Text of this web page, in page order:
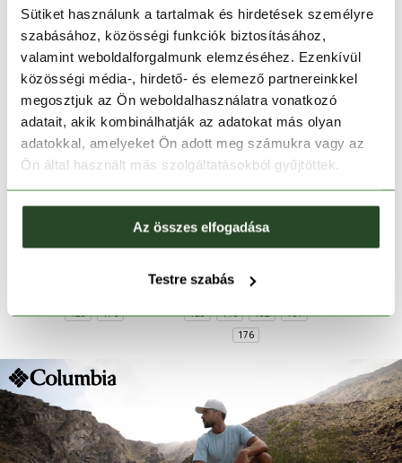
Sütiket használunk a tartalmak és hirdetések személyre
szabásához, közösségi funkciók biztosításához,
valamint weboldalforgalmunk elemzéséhez. Ezenkívül
közösségi média-, hirdető- és elemező partnereinkkel
megosztjuk az Ön weboldalhasználatra vonatkozó
adatait, akik kombinálhatják az adatokat más olyan
adatokkal, amelyeket Ön adott meg számukra vagy az
Ön által használt más szolgáltatásokból gyűjtöttek.
Az összes elfogadása
Testre szabás
-50%
O'NEILL
7 990 Ft
128 176
-30%
O'NEILL
Polartec HZ Fleece
17 990 Ft 12 590 Ft
128 140 152 164
176
-50%